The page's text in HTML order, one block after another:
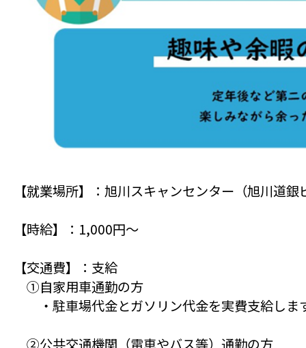
【就業場所】：旭川スキャンセンター（旭川道銀
【時給】：1,000円～
【交通費】：支給
①自家用車通勤の方
・駐車場代金とガソリン代金を実費支給しま
②公共交通機関（電車やバス等）通勤の方